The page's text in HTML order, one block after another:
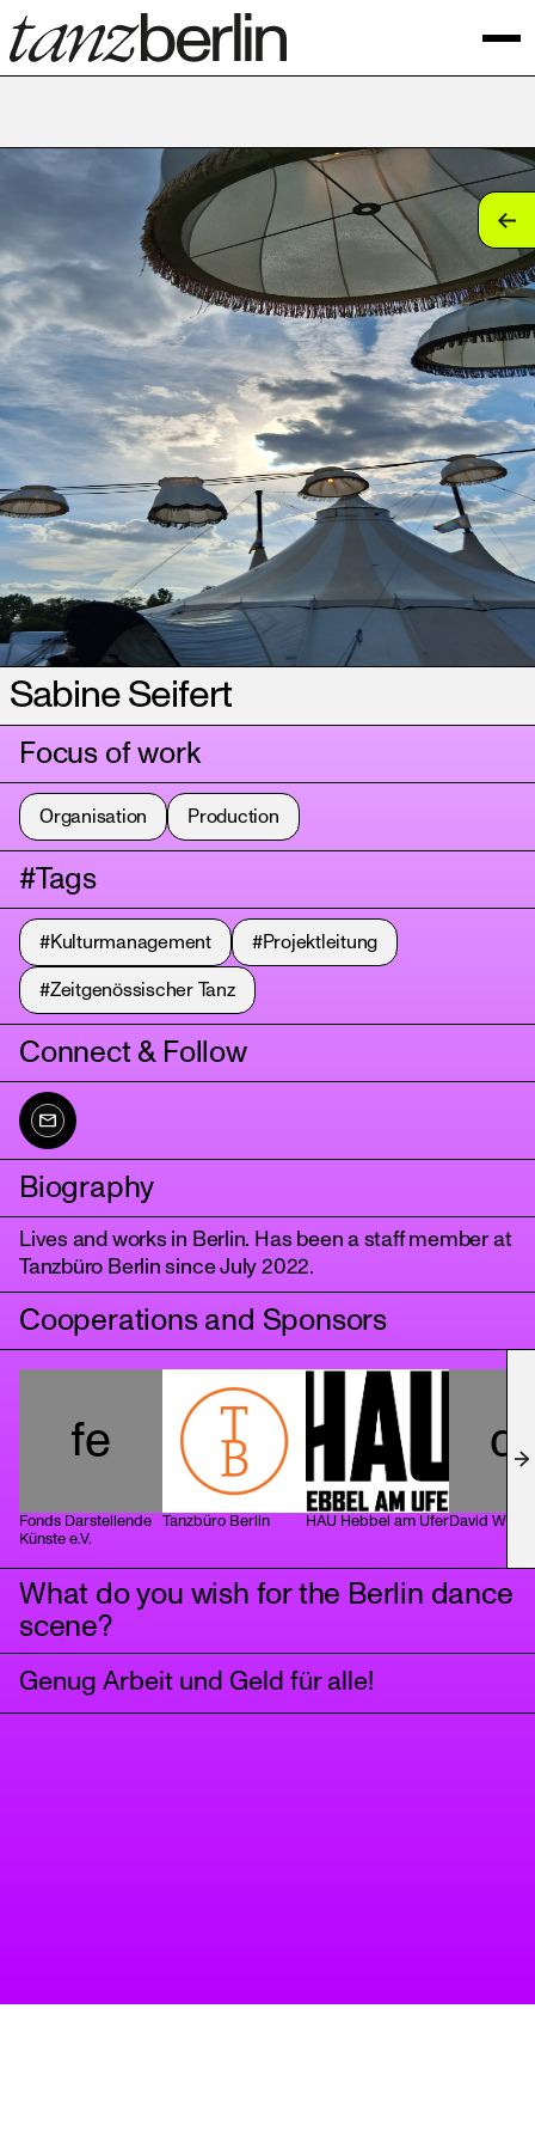
Sabine Seifert
Focus of work
Organisation Production
#Tags
#Kulturmanagement #Projektleitung
#Zeitgenössischer Tanz
Connect & Follow
Biography
Lives and works in Berlin. Has been a staff member at
Tanzbüro Berlin since July 2022.
Cooperations and Sponsors
fe
Fonds Darstellende
Künste e.V.
Tanzbüro Berlin HAU Hebbel am UferDavid
What do you wish for the Berlin dance
scene?
Genug Arbeit und Geld für alle!
tanz